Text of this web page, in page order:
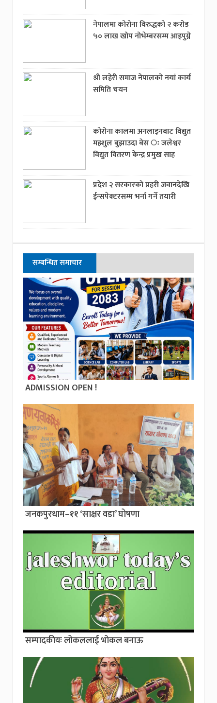
नेपालमा कोरोना विरुद्धको २ करोड
५० लाख खोप नोभेम्बरसम्म आइपुग्ने
श्री लहेरी समाज नेपालको नयां कार्य
समिति चयन
कोरोना कालमा अनलाइनबाट विद्युत
महशुल बुझाउदा बेस ः जलेश्वर
विद्युत वितरण केन्द्र प्रमुख साह
प्रदेश २ सरकारको प्रहरी जवानदेखि
ईन्सपेक्टरसम्म भर्ना गर्ने तयारी
सम्बन्धित समाचार
ADMISSION OPEN !
जनकपुरधाम–११ ‘साक्षर वडा’ घोषणा
सम्पादकीयः लोकललाई भोकल बनाऊ